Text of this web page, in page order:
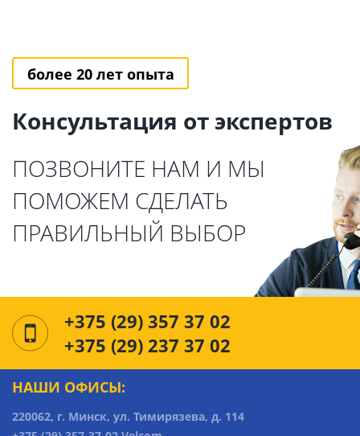
более 20 лет опыта
Консультация от экспертов
ПОЗВОНИТЕ НАМ И МЫ
ПОМОЖЕМ СДЕЛАТЬ
ПРАВИЛЬНЫЙ ВЫБОР
+375 (29) 357 37 02
+375 (29) 237 37 02
НАШИ ОФИСЫ:
220062, г. Минск, ул. Тимирязева, д. 114